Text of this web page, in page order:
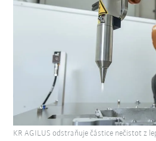
KR AGILUS odstraňuje částice nečistot z